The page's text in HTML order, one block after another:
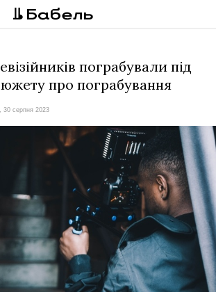
пограбували під
про пограбування
30 серпня 2023